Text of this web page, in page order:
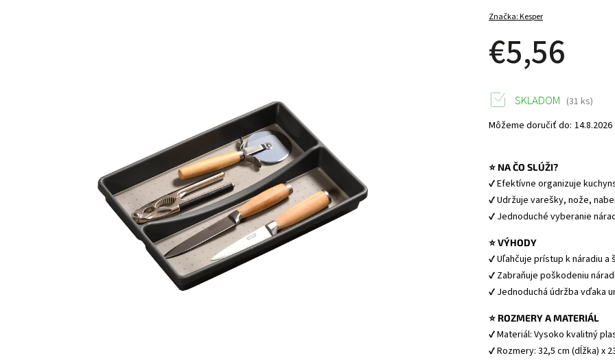
Značka:Kesper
€5,56
⭐ NA ČO SLÚŽI?
✔ Efektívne organizuje
✔ Udržuje varešky, nože,
✔ Jednoduché vyberanie
⭐ VÝHODY
✔ Uľahčuje prístup k náradiu a
✔ Zabraňuje poškodeniu
✔ Jednoduchá údržba vďaka
⭐ ROZMERY A MATERIÁL
✔ Materiál: Vysoko kvalitný
✔ Rozmery: 32,5 cm (dĺžka) x
SKLADOM (31 ks)
Môžeme doručiť do: 14.8.2026